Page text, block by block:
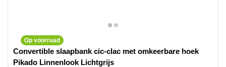
Op voorraad
Convertible slaapbank cic-clac met omkeerbare hoek
Pikado Linnenlook Lichtgrijs